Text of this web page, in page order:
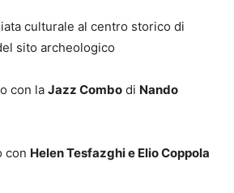
culturale al centro storico di
sito archeologico
con la Jazz Combo di Nando
con Helen Tesfazghi e Elio Coppola